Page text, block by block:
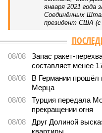
января 2021 года
Соединённых
президент США (с
08/08
Запас ракет-
составляет менее
08/08
В Германии прошёл
Мерца
08/08
Турция передала
прекращении огня
08/08
Друг Долиной
квартиры